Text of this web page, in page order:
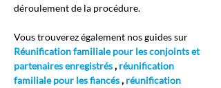
déroulement de la procédure.
Vous trouverez également nos guides sur
Réunification familiale pour les conjoints et
partenaires enregistrés, réunification
familiale pour les fiancés, réunification